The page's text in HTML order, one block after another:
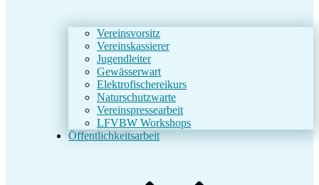
Vereinsvorsitz
Vereinskassierer
Jugendleiter
Gewässerwart
Elektrofischereikurs
Naturschutzwarte
Vereinspressearbeit
LFVBW Workshops
Öffentlichkeitsarbeit